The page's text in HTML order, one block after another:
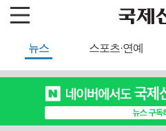
뉴스 스포츠·연예